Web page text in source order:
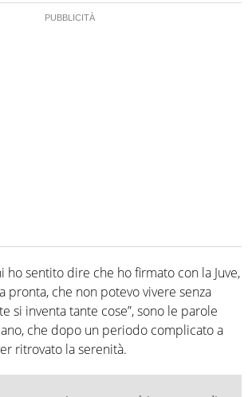
ho sentito dire che ho firmato con la Juve,
pronta, che non potevo vivere senza
si inventa tante cose”, sono le parole
che dopo un periodo complicato a
ritrovato la serenità.